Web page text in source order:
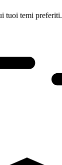
tuoi temi preferiti.